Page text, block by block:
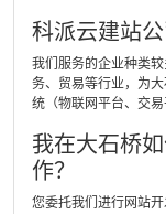
科派云建站
我们服务的企业种类
务、贸易等行业，为
统（物联网平台、交易
我在大石桥
作？
您委托我们进行网站